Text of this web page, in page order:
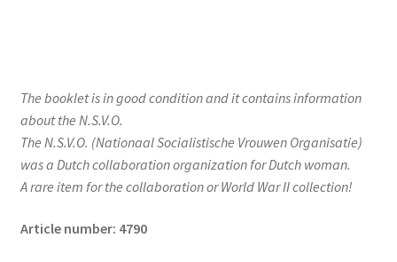
The booklet is in good condition and it contains information
about the N.S.V.O.
The N.S.V.O. (Nationaal Socialistische Vrouwen Organisatie)
was a Dutch collaboration organization for Dutch woman.
A rare item for the collaboration or World War II collection!
Article number: 4790